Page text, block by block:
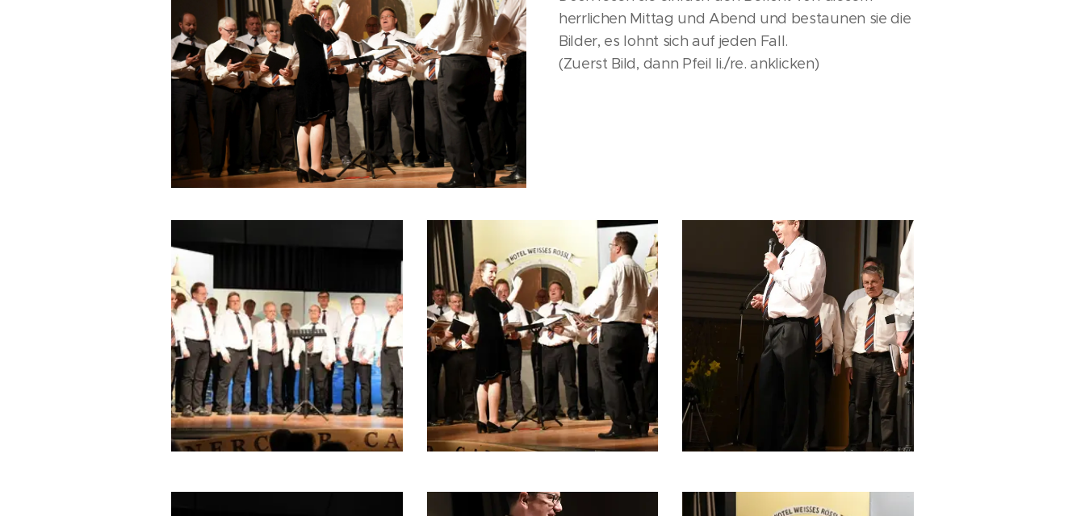
herrlichen Mittag und Abend und bestaunen sie die
Bilder, es lohnt sich auf jeden Fall.
(Zuerst Bild, dann Pfeil li./re. anklicken)